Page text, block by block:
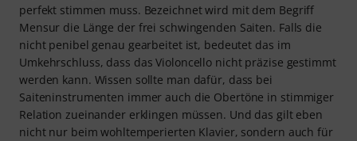
perfekt stimmen muss. Bezeichnet wird mit dem Begriff
Mensur die Länge der frei schwingenden Saiten. Falls die
nicht penibel genau gearbeitet ist, bedeutet das im
Umkehrschluss, dass das Violoncello nicht präzise gestimmt
werden kann. Wissen sollte man dafür, dass bei
Saiteninstrumenten immer auch die Obertöne in stimmiger
Relation zueinander erklingen müssen. Und das gilt eben
nicht nur beim wohltemperierten Klavier, sondern auch für